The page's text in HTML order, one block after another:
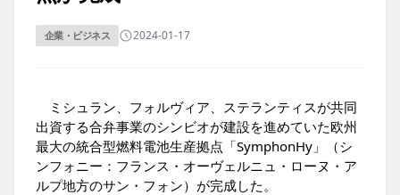
企業・ビジネス 2024-01-17
ミシュラン、フォルヴィア、ステランティスが共同
出資する合弁事業のシンビオが建設を進めていた欧州
最大の統合型燃料電池生産拠点「SymphonHy」（シ
ンフォニー：フランス・オーヴェルニュ・ローヌ・ア
ルプ地方のサン・フォン）が完成した。